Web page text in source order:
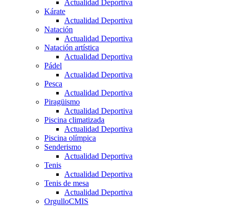
Actualidad Deportiva
Kárate
Actualidad Deportiva
Natación
Actualidad Deportiva
Natación artística
Actualidad Deportiva
Pádel
Actualidad Deportiva
Pesca
Actualidad Deportiva
Piragüismo
Actualidad Deportiva
Piscina climatizada
Actualidad Deportiva
Piscina olímpica
Senderismo
Actualidad Deportiva
Tenis
Actualidad Deportiva
Tenis de mesa
Actualidad Deportiva
OrgulloCMIS